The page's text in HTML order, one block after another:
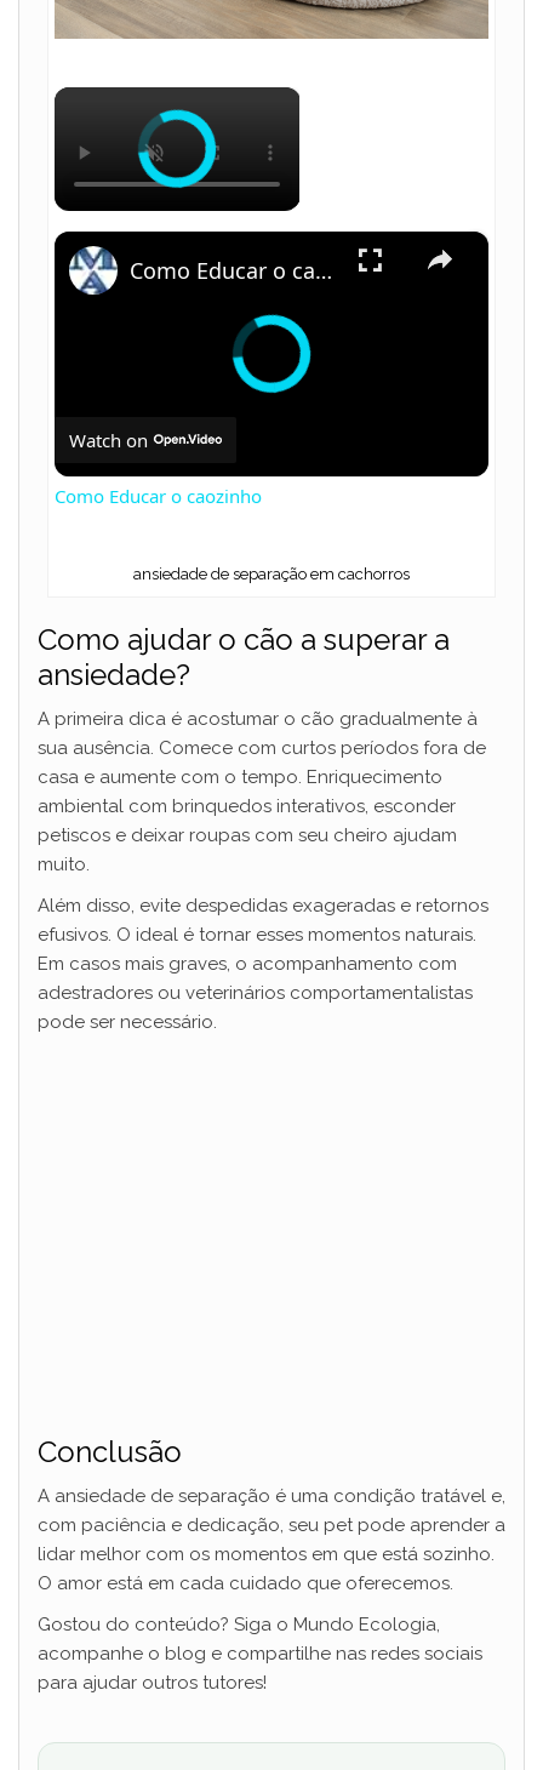
×
×
Como Educar o caozinho
Watch on
Como Educar o caozinho
ansiedade de separação em cachorros
Como ajudar o cão a superar a
ansiedade?
A primeira dica é acostumar o cão gradualmente à
sua ausência. Comece com curtos períodos fora de
casa e aumente com o tempo. Enriquecimento
ambiental com brinquedos interativos, esconder
petiscos e deixar roupas com seu cheiro ajudam
muito.
Além disso, evite despedidas exageradas e retornos
efusivos. O ideal é tornar esses momentos naturais.
Em casos mais graves, o acompanhamento com
adestradores ou veterinários comportamentalistas
pode ser necessário.
Conclusão
A ansiedade de separação é uma condição tratável e,
com paciência e dedicação, seu pet pode aprender a
lidar melhor com os momentos em que está sozinho.
O amor está em cada cuidado que oferecemos.
Gostou do conteúdo? Siga o Mundo Ecologia,
acompanhe o blog e compartilhe nas redes sociais
para ajudar outros tutores!